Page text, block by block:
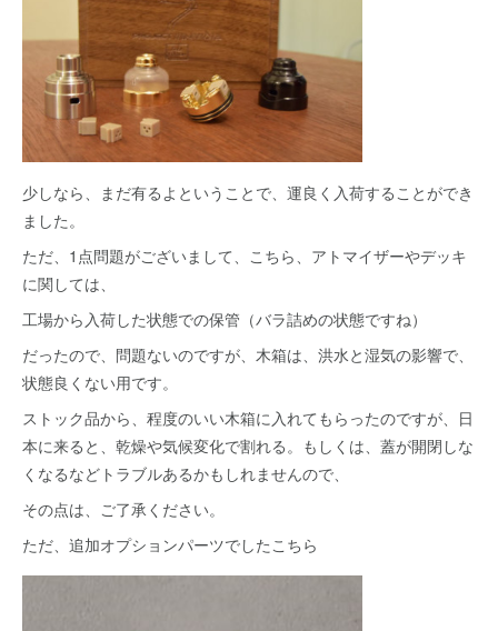
少しなら、まだ有るよということで、運良く入荷することができ
ました。
ただ、1点問題がございまして、こちら、アトマイザーやデッキ
に関しては、
工場から入荷した状態での保管（バラ詰めの状態ですね）
だったので、問題ないのですが、木箱は、洪水と湿気の影響で、
状態良くない用です。
ストック品から、程度のいい木箱に入れてもらったのですが、日
本に来ると、乾燥や気候変化で割れる。もしくは、蓋が開閉しな
くなるなどトラブルあるかもしれませんので、
その点は、ご了承ください。
ただ、追加オプションパーツでしたこちら